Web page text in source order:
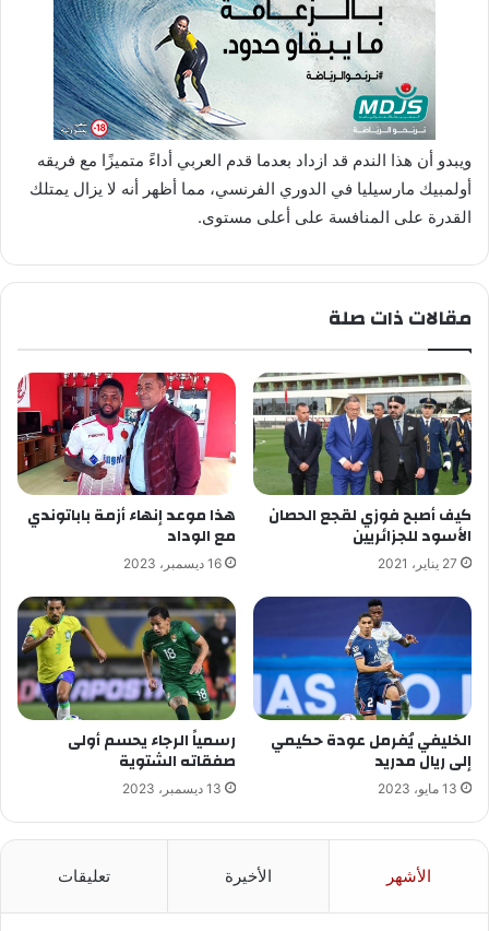
ويبدو أن هذا الندم قد ازداد بعدما قدم العربي أداءً متميزًا مع فريقه
أولمبيك مارسيليا في الدوري الفرنسي، مما أظهر أنه لا يزال يمتلك
القدرة على المنافسة على أعلى مستوى.
مقالات ذات صلة
كيف أصبح فوزي لقجع الحصان
الأسود للجزائريين
27 يناير، 2021
هذا موعد إنهاء أزمة باباتوندي
مع الوداد
16 ديسمبر، 2023
الخليفي يُفرمل عودة حكيمي
إلى ريال مدريد
13 مايو، 2023
رسمياً الرجاء يحسم أولى
صفقاته الشتوية
13 ديسمبر، 2023
الأشهر الأخيرة تعليقات